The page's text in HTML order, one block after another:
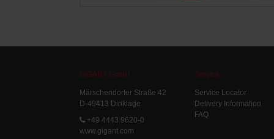
GIGANT GmbH
Märschendorfer Straße 42
D-49413 Dinklage
+49 4443 9620-0
www.gigant.com
Service
Service Locator
Delivery Information
FAQ